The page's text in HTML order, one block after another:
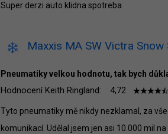
Super derzi auto klidna spotreba
Maxxis MA SW Victra Snow
Pneumatiky velkou hodnotu, tak bych
Hodnocení Keith Ringland: 4,72
Tyto pneumatiky mě nikdy nezklamal, za
komunikací. Udělal jsem jen asi 10.000 mil